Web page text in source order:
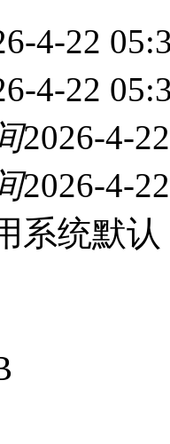
4-22
4-22
2026-4-
2026-4-
系统默认